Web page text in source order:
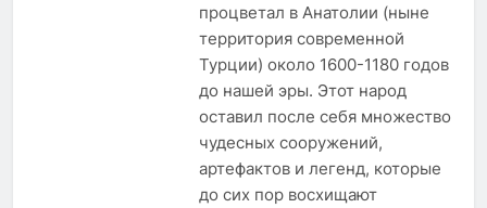
процветал в Анатолии (ныне
территория современной
Турции) около 1600-1180 годов
до нашей эры. Этот народ
оставил после себя множество
чудесных сооружений,
артефактов и легенд, которые
до сих пор восхищают